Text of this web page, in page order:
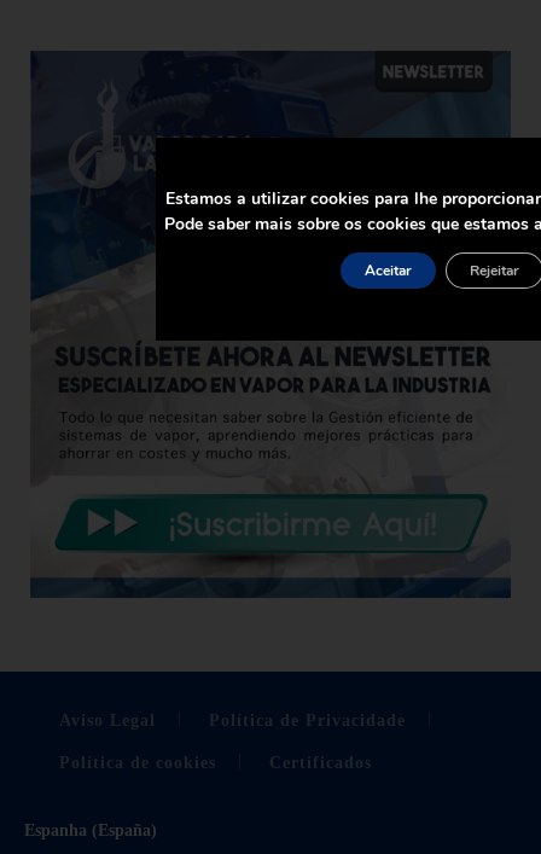
Aviso Legal Política de Privacidade
Política de cookies Certificados
Espanha (España)
Estamos a utilizar cookies para lhe
Pode saber mais sobre os cookies que
Aceitar Rejeitar